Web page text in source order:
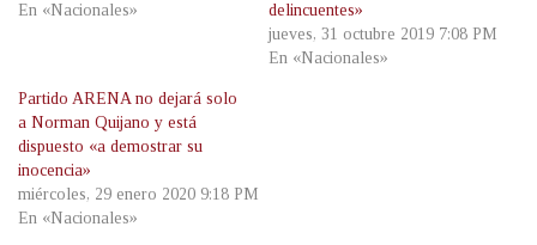
En «Nacionales»
delincuentes»
jueves, 31 octubre 2019 7:08 PM
En «Nacionales»
Partido ARENA no dejará solo
a Norman Quijano y está
dispuesto «a demostrar su
inocencia»
miércoles, 29 enero 2020 9:18 PM
En «Nacionales»